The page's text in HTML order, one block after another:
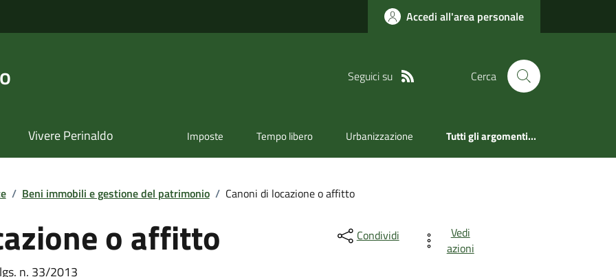
Accedi all'area personale
Seguici su Cerca
Vivere Perinaldo Imposte Tempo libero Urbanizzazione Tutti gli argomenti...
/ Beni immobili e gestione del patrimonio / Canoni di locazione o affitto
o affitto
n. 33/2013
Condividi
Vedi
azioni